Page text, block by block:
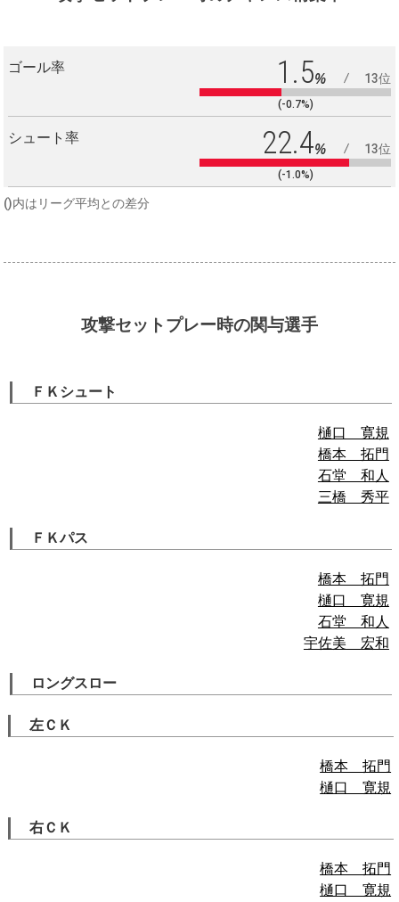
ゴール率 1.5% 13位
(-0.7%)
シュート率 22.4% 13位
(-1.0%)
()内はリーグ平均との差分
攻撃セットプレー時の関与選手
ＦＫシュート
樋口 寛規
橋本 拓門
石堂 和人
三橋 秀平
ＦＫパス
橋本 拓門
樋口 寛規
石堂 和人
宇佐美 宏和
ロングスロー
左ＣＫ
橋本 拓門
樋口 寛規
右ＣＫ
橋本 拓門
樋口 寛規